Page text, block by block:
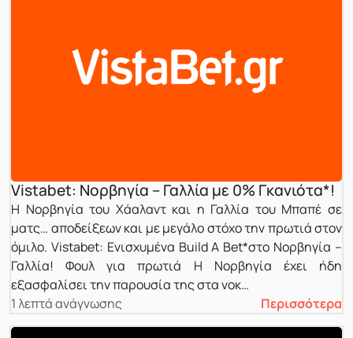
Vistabet: Νορβηγία – Γαλλία με 0% Γκανιότα*!
Η Νορβηγία του Χάαλαντ και η Γαλλία του Μπαπέ σε
ματς… αποδείξεων και με μεγάλο στόχο την πρωτιά στον
όμιλο. Vistabet: Ενισχυμένα Build A Bet*στο Νορβηγία –
Γαλλία! Φουλ για πρωτιά Η Νορβηγία έχει ήδη
εξασφαλίσει την παρουσία της στα νοκ…
1 λεπτά ανάγνωσης
Περισσότερα